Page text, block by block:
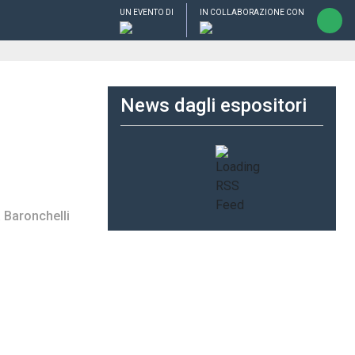
UN EVENTO DI IN COLLABORAZIONE CON
Baronchelli
News dagli espositori